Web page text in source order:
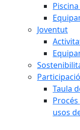
Joventut
Participació
Taula
usos